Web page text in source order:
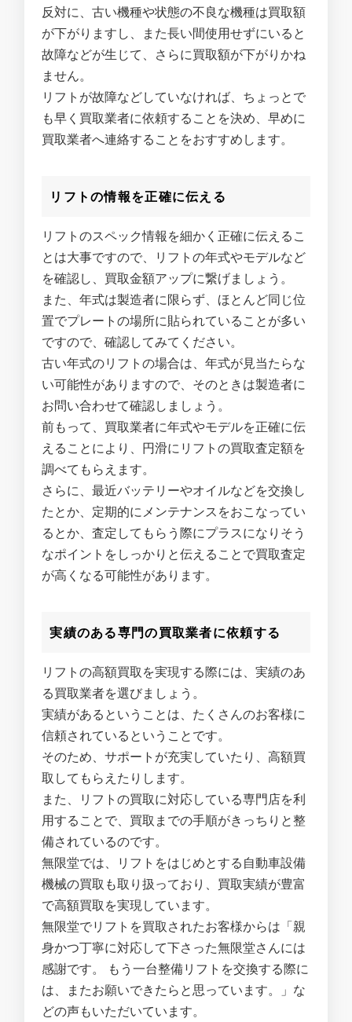
反対に、古い機種や状態の不良な機種は買取額
が下がりますし、また長い間使用せずにいると
故障などが生じて、さらに買取額が下がりかね
ません。
リフトが故障などしていなければ、ちょっとで
も早く買取業者に依頼することを決め、早めに
買取業者へ連絡することをおすすめします。
リフトの情報を正確に伝える
リフトのスペック情報を細かく正確に伝えるこ
とは大事ですので、リフトの年式やモデルなど
を確認し、買取金額アップに繋げましょう。
また、年式は製造者に限らず、ほとんど同じ位
置でプレートの場所に貼られていることが多い
ですので、確認してみてください。
古い年式のリフトの場合は、年式が見当たらな
い可能性がありますので、そのときは製造者に
お問い合わせて確認しましょう。
前もって、買取業者に年式やモデルを正確に伝
えることにより、円滑にリフトの買取査定額を
調べてもらえます。
さらに、最近バッテリーやオイルなどを交換し
たとか、定期的にメンテナンスをおこなってい
るとか、査定してもらう際にプラスになりそう
なポイントをしっかりと伝えることで買取査定
が高くなる可能性があります。
実績のある専門の買取業者に依頼する
リフトの高額買取を実現する際には、実績のあ
る買取業者を選びましょう。
実績があるということは、たくさんのお客様に
信頼されているということです。
そのため、サポートが充実していたり、高額買
取してもらえたりします。
また、リフトの買取に対応している専門店を利
用することで、買取までの手順がきっちりと整
備されているのです。
無限堂では、リフトをはじめとする自動車設備
機械の買取も取り扱っており、買取実績が豊富
で高額買取を実現しています。
無限堂でリフトを買取されたお客様からは「親
身かつ丁寧に対応して下さった無限堂さんには
感謝です。 もう一台整備リフトを交換する際に
は、またお願いできたらと思っています。」な
どの声もいただいています。